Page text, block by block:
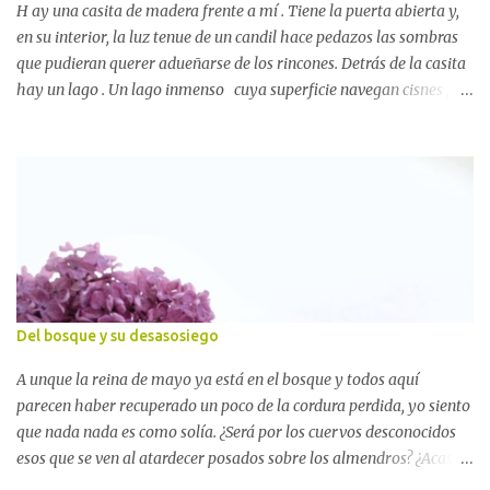
No nos detengamos que aún nos queda mucho camino por andar y
muchos...
H ay una casita de madera frente a mí . Tiene la puerta abierta y,
en su interior, la luz tenue de un candil hace pedazos las sombras
que pudieran querer adueñarse de los rincones. Detrás de la casita
hay un lago . Un lago inmenso cuya superficie navegan cisnes ,
de madera . Que subamos los pocos peldaños que separan la
tierra de su puerta y entremos . Entremos sin llamar. La casita de
madera es nuestra . Theodor Kittelsen Tiene que ser nuestra
porque antes no estaba y ahora está. Porque este bosque mágico la
Recorremos muy poquitos pasos, d...
Del bosque y su desasosiego
A unque la reina de mayo ya está en el bosque y todos aquí
parecen haber recuperado un poco de la cordura perdida, yo siento
que nada nada es como solía. ¿Será por los cuervos desconocidos
esos que se ven al atardecer posados sobre los almendros? ¿Acaso